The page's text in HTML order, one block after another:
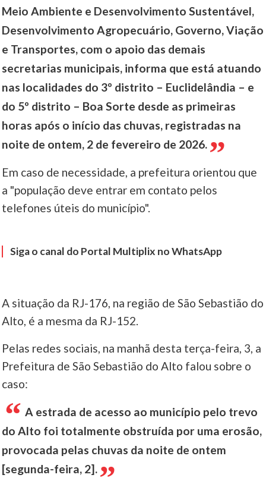
Meio Ambiente e Desenvolvimento Sustentável,
Desenvolvimento Agropecuário, Governo, Viação
e Transportes, com o apoio das demais
secretarias municipais, informa que está atuando
nas localidades do 3º distrito – Euclidelândia – e
do 5º distrito – Boa Sorte desde as primeiras
horas após o início das chuvas, registradas na
noite de ontem, 2 de fevereiro de 2026.
Em caso de necessidade, a prefeitura orientou que
a "população deve entrar em contato pelos
telefones úteis do município".
Siga o canal do Portal Multiplix no WhatsApp
A situação da RJ-176, na região de São Sebastião do
Alto, é a mesma da RJ-152.
Pelas redes sociais, na manhã desta terça-feira, 3, a
Prefeitura de São Sebastião do Alto falou sobre o
caso:
A estrada de acesso ao município pelo trevo
do Alto foi totalmente obstruída por uma erosão,
provocada pelas chuvas da noite de ontem
[segunda-feira, 2].